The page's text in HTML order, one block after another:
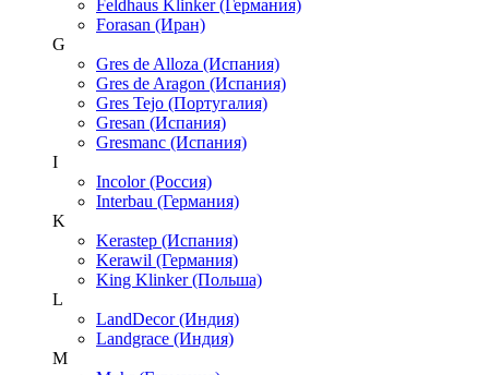
Feldhaus Klinker (Германия)
Forasan (Иран)
G
Gres de Alloza (Испания)
Gres de Aragon (Испания)
Gres Tejo (Португалия)
Gresan (Испания)
Gresmanc (Испания)
I
Incolor (Россия)
Interbau (Германия)
K
Kerastep (Испания)
Kerawil (Германия)
King Klinker (Польша)
L
LandDecor (Индия)
Landgrace (Индия)
M